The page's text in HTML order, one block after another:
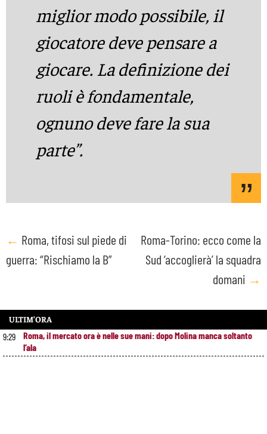
miglior modo possibile, il
giocatore deve pensare a
giocare. La definizione dei
ruoli è fondamentale,
ognuno deve fare la sua
parte”.
Post
navigation
← Roma, tifosi sul piede di
guerra: “Rischiamo la B”
Roma-Torino: ecco come la
Sud ‘accoglierà’ la squadra
domani →
ULTIM’ORA
9:29
Roma, il mercato ora è nelle sue mani: dopo Molina manca soltanto
l’ala